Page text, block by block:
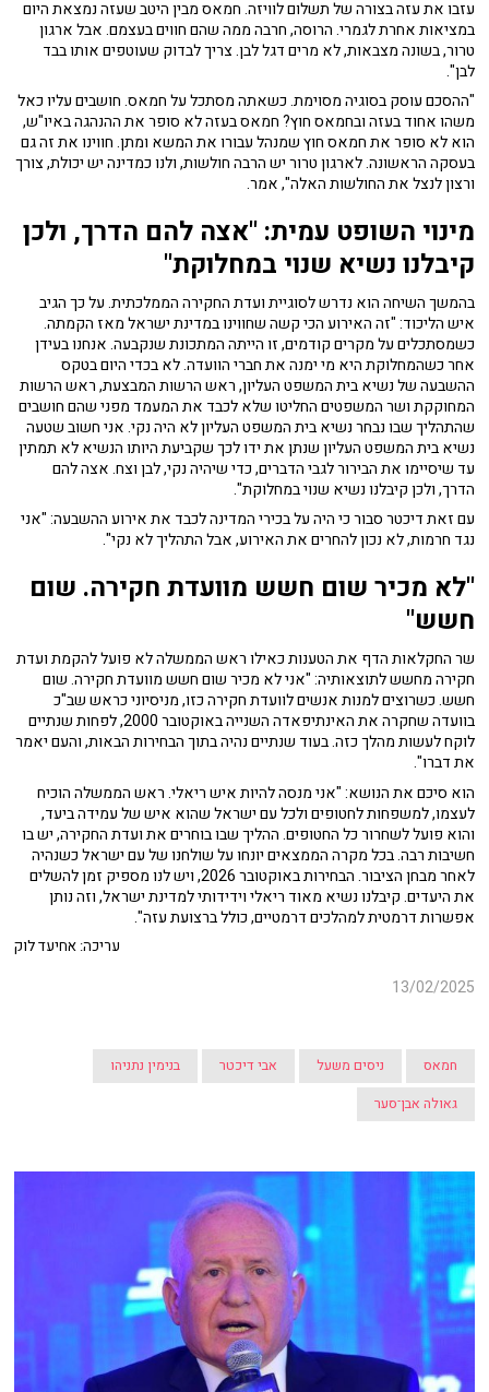
עזבו את עזה בצורה של תשלום לוויזה. חמאס מבין היטב שעזה נמצאת היום
במציאות אחרת לגמרי. הרוסה, חרבה ממה שהם חווים בעצמם. אבל ארגון
טרור, בשונה מצבאות, לא מרים דגל לבן. צריך לבדוק שעוטפים אותו בבד
לבן".
"ההסכם עוסק בסוגיה מסוימת. כשאתה מסתכל על חמאס. חושבים עליו כאל
משהו אחוד בעזה ובחמאס חוץ? חמאס בעזה לא סופר את ההנהגה באיו"ש,
הוא לא סופר את חמאס חוץ שמנהל עבורו את המשא ומתן. חווינו את זה גם
בעסקה הראשונה. לארגון טרור יש הרבה חולשות, ולנו כמדינה יש יכולת, צורך
ורצון לנצל את החולשות האלה", אמר.
מינוי השופט עמית: "אצה להם הדרך, ולכן
קיבלנו נשיא שנוי במחלוקת"
בהמשך השיחה הוא נדרש לסוגיית ועדת החקירה הממלכתית. על כך הגיב
איש הליכוד: "זה האירוע הכי קשה שחווינו במדינת ישראל מאז הקמתה.
כשמסתכלים על מקרים קודמים, זו הייתה המתכונת שנקבעה. אנחנו בעידן
אחר כשהמחלוקת היא מי ימנה את חברי הוועדה. לא בכדי היום בטקס
ההשבעה של נשיא בית המשפט העליון, ראש הרשות המבצעת, ראש הרשות
המחוקקת ושר המשפטים החליטו שלא לכבד את המעמד מפני שהם חושבים
שהתהליך שבו נבחר נשיא בית המשפט העליון לא היה נקי. אני חשוב שטעה
נשיא בית המשפט העליון שנתן את ידו לכך שקביעת היותו הנשיא לא תמתין
עד שיסיימו את הבירור לגבי הדברים, כדי שיהיה נקי, לבן וצח. אצה להם
הדרך, ולכן קיבלנו נשיא שנוי במחלוקת".
עם זאת דיכטר סבור כי היה על בכירי המדינה לכבד את אירוע ההשבעה: "אני
נגד חרמות, לא נכון להחרים את האירוע, אבל התהליך לא נקי".
"לא מכיר שום חשש מוועדת חקירה. שום
חשש"
שר החקלאות הדף את הטענות כאילו ראש הממשלה לא פועל להקמת ועדת
חקירה מחשש לתוצאותיה: "אני לא מכיר שום חשש מוועדת חקירה. שום
חשש. כשרוצים למנות אנשים לוועדת חקירה כזו, מניסיוני כראש שב"כ
בוועדה שחקרה את האינתיפאדה השנייה באוקטובר 2000, לפחות שנתיים
לוקח לעשות מהלך כזה. בעוד שנתיים נהיה בתוך הבחירות הבאות, והעם יאמר
את דברו".
הוא סיכם את הנושא: "אני מנסה להיות איש ריאלי. ראש הממשלה הוכיח
לעצמו, למשפחות לחטופים ולכל עם ישראל שהוא איש של עמידה ביעד,
והוא פועל לשחרור כל החטופים. ההליך שבו בוחרים את ועדת החקירה, יש בו
חשיבות רבה. בכל מקרה הממצאים יונחו על שולחנו של עם ישראל כשנהיה
לאחר מבחן הציבור. הבחירות באוקטובר 2026, ויש לנו מספיק זמן להשלים
את היעדים. קיבלנו נשיא מאוד ריאלי וידידותי למדינת ישראל, וזה נותן
אפשרות דרמטית למהלכים דרמטיים, כולל ברצועת עזה".
עריכה: אחיעד לוק
13/02/2025
חמאס ניסים משעל אבי דיכטר
בנימין נתניהו
גאולה אבן־סער